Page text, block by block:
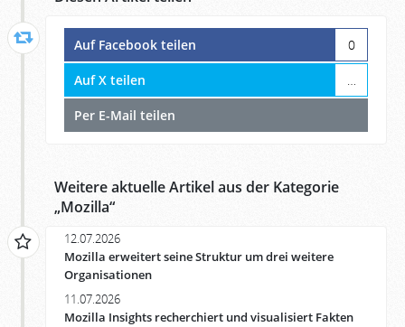
Auf Facebook teilen 0
Auf X teilen …
Per E-Mail teilen
Weitere aktuelle Artikel aus der Kategorie
„Mozilla“
12.07.2026
Mozilla erweitert seine Struktur um drei weitere
Organisationen
11.07.2026
Mozilla Insights recherchiert und visualisiert Fakten